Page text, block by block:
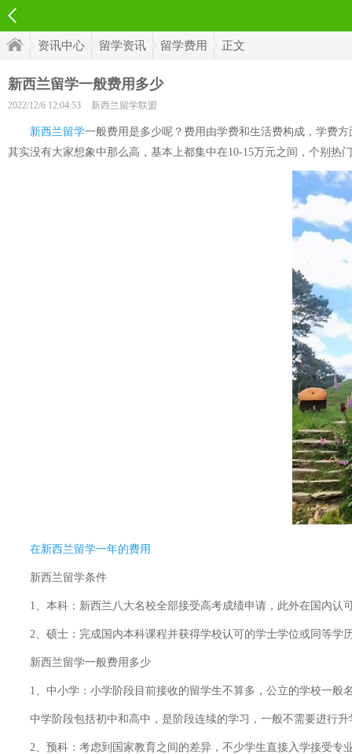
资讯中心 留学资讯 留学费用 正文
新西兰留学一般费用多少
2022/12/6 12:04:53 新西兰留学联盟
新西兰留学一般费用是多少呢？费用由学费和生活费构成，学费
其实没有大家想象中那么高，基本上都集中在10-15万元之间，个别热
在新西兰留学一年的费用
新西兰留学条件
1、本科：新西兰八大名校全部接受高考成绩申请，此外在国内认
2、硕士：完成国内本科课程并获得学校认可的学士学位或同等学
新西兰留学一般费用多少
1、中小学：小学阶段目前接收的留学生不算多，公立的学校一般
中学阶段包括初中和高中，是阶段连续的学习，一般不需要进行升
2、预科：考虑到国家教育之间的差异，不少学生直接入学接受专